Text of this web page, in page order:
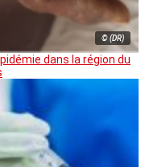
© (DR)
dans la région du